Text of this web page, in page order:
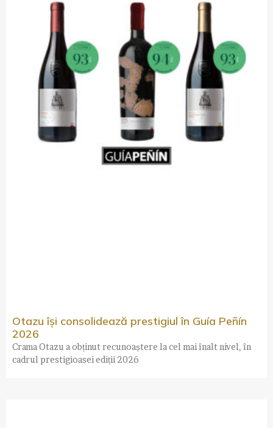
Otazu își consolidează prestigiul în Guía Peñín
2026
Crama Otazu a obținut recunoaștere la cel mai înalt nivel, în
cadrul prestigioasei ediții 2026